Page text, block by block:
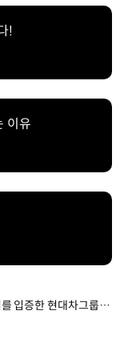
!
이유
입증한 현대차그룹의